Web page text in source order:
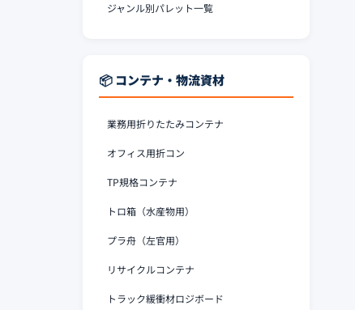
ジャンル別パレット一覧
📦 コンテナ・物流資材
業務用折りたたみコンテナ
オフィス用折コン
TP規格コンテナ
トロ箱（水産物用）
プラ舟（左官用）
リサイクルコンテナ
トラック緩衝材ロジボード